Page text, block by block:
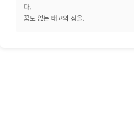
다.
꿈도 없는 태고의 잠을.